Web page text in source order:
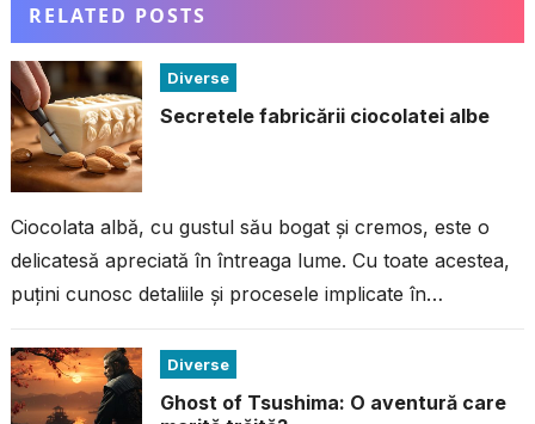
RELATED POSTS
Diverse
Secretele fabricării ciocolatei albe
Ciocolata albă, cu gustul său bogat și cremos, este o
delicatesă apreciată în întreaga lume. Cu toate acestea,
puțini cunosc detaliile și procesele implicate în
Diverse
Ghost of Tsushima: O aventură care